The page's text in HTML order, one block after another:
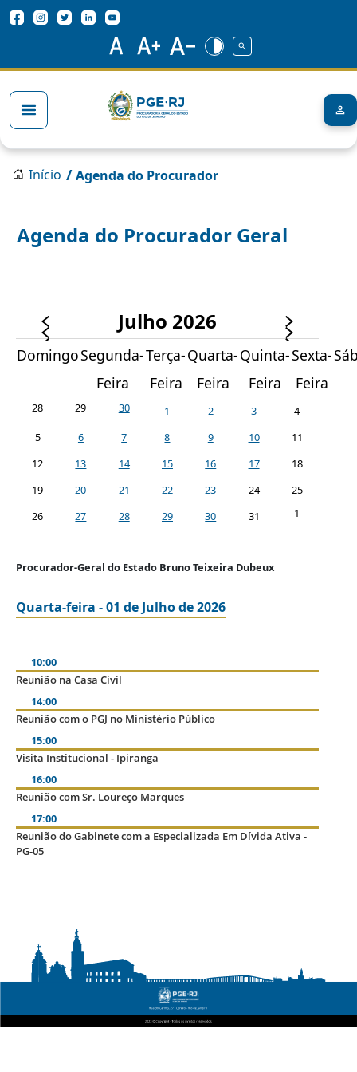
Pular para o conteúdo principal
Trilha de navegação
Início /Agenda do Procurador
Agenda do Procurador Geral
Procurador-Geral do Estado Bruno Teixeira Dubeux
Quarta-feira - 01 de Julho de 2026
10:00
Reunião na Casa Civil
14:00
Reunião com o PGJ no Ministério Público
15:00
Visita Institucional - Ipiranga
16:00
Reunião com Sr. Loureço Marques
17:00
Reunião do Gabinete com a Especializada Em Dívida Ativa -
PG-05
Julho 2026
DomingoSegunda-
Feira
Terça-
Feira
Quarta-
Feira
Quinta-
Feira
Sexta-
Feira
28 29 30 1 2 3
4
5
6 7 8 9 10
11
12
13 14 15 16 17
18
19
20 21 22 23 24
25
26
27 28 29 30 31 1